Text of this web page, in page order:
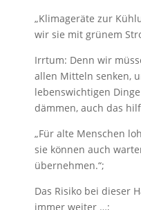
„Klimageräte zur
wir sie mit grünem
Irrtum: Denn wir
allen Mitteln senken,
lebenswichtigen
dämmen, auch das
„Für alte Menschen
sie können auch
übernehmen.“;
Das Risiko bei dieser
immer weiter …;